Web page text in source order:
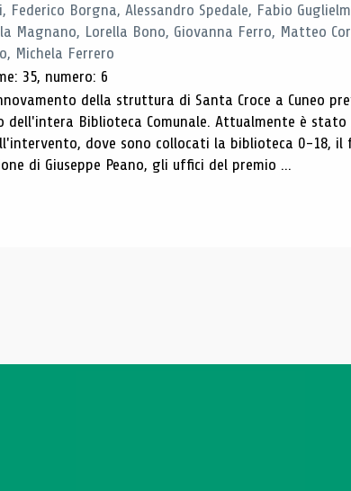
Federico Borgna, Alessandro Spedale, Fabio
Magnano, Lorella Bono, Giovanna Ferro, Matteo
Michela Ferrero
35, numero: 6
della struttura di Santa Croce a Cuneo
dell'intera Biblioteca Comunale. Attualmente è
dove sono collocati la biblioteca 0-18, il
di Giuseppe Peano, gli uffici del premio ...